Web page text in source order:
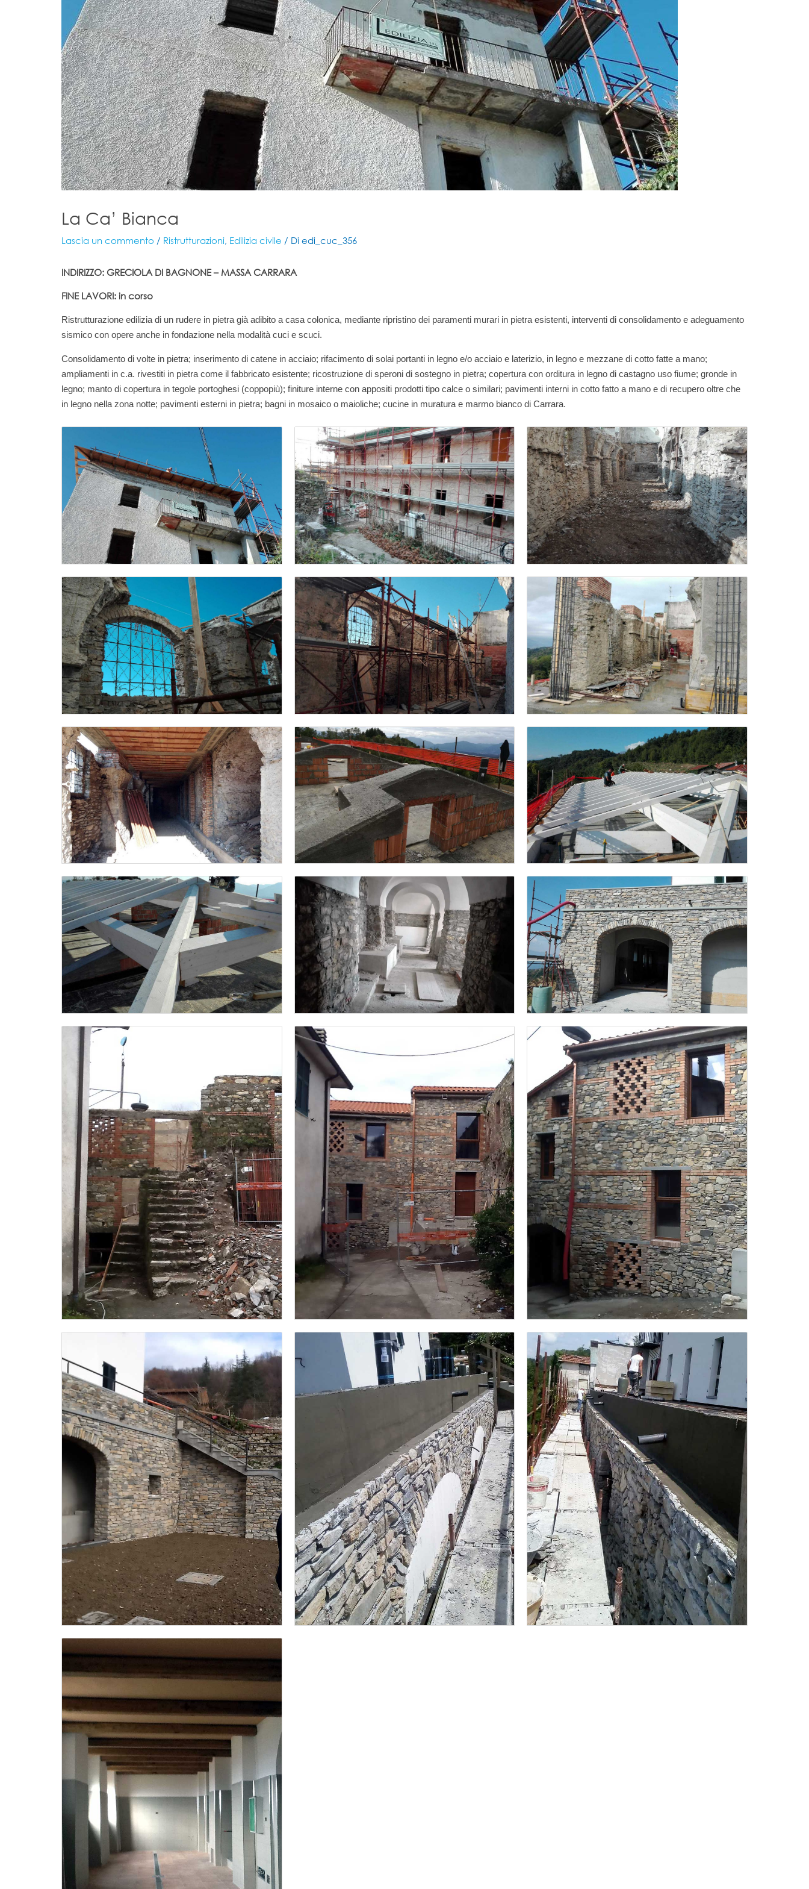
La Ca’ Bianca
Lascia un commento / Ristrutturazioni, Edilizia civile / Di edi_cuc_356
INDIRIZZO: GRECIOLA DI BAGNONE – MASSA CARRARA
FINE LAVORI: in corso
Ristrutturazione edilizia di un rudere in pietra già adibito a casa colonica, mediante ripristino dei paramenti murari in pietra esistenti, interventi di consolidamento e adeguamento
sismico con opere anche in fondazione nella modalità cuci e scuci.
Consolidamento di volte in pietra; inserimento di catene in acciaio; rifacimento di solai portanti in legno e/o acciaio e laterizio, in legno e mezzane di cotto fatte a mano;
ampliamenti in c.a. rivestiti in pietra come il fabbricato esistente; ricostruzione di speroni di sostegno in pietra; copertura con orditura in legno di castagno uso fiume; gronde in
legno; manto di copertura in tegole portoghesi (coppopiù); finiture interne con appositi prodotti tipo calce o similari; pavimenti interni in cotto fatto a mano e di recupero oltre che
in legno nella zona notte; pavimenti esterni in pietra; bagni in mosaico o maioliche; cucine in muratura e marmo bianco di Carrara.